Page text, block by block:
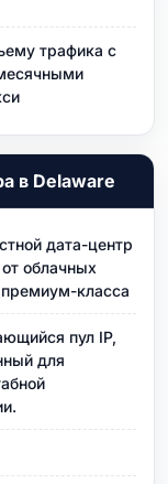
трафика с
в Delaware
дата-центр
облачных
класса
пул IP,
для